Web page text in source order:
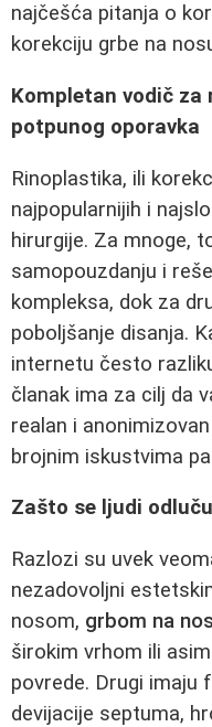
najčešća pitanja o
korekciju grbe na
Kompletan vodič za
potpunog oporavka
Rinoplastika, ili
najpopularnijih i
hirurgije. Za mnoge,
samopouzdanju i
kompleksa, dok za
poboljšanje disanja.
internetu često
članak ima za cilj da
realan i
brojnim iskustvima
Zašto se ljudi
Razlozi su uvek
nezadovoljni
nosom, grbom na
širokim vrhom ili
povrede. Drugi imaju
devijacije septuma,